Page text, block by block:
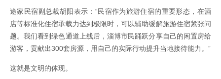
途家民宿副总裁胡阳表示：“民宿作为旅游住宿的重要形态，在酒
店等标准化住宿承载力达到极限时，可以辅助缓解旅游住宿紧张问
题。我们看到绿色通道上线后，淄博市民踊跃分享自己的闲置房给
游客，贡献出300套房源，用自己的实际行动提升当地接待能力。”
这就是文明的体现。